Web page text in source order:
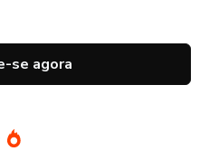
se agora